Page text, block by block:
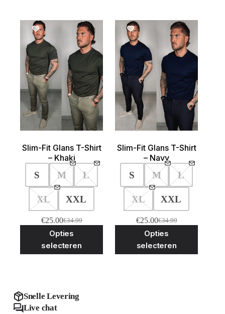
optie
gekozen
worden
op
de
productpagina
SALE!
Slim-Fit Glans T-Shirt
– Khaki
S M L
XL XXL
€34.99
Oorspronkelijke
prijs
was:
€25.00Huidige
prijs
is:
Opties
selecteren
meerdere
SALE!
Slim-Fit Glans T-Shirt
– Navy
S M L
XL XXL
€34.99
Oorspronkelijke
prijs
was:
€25.00Huidige
prijs
is:
Opties
selecteren
Snelle Levering
Live chat